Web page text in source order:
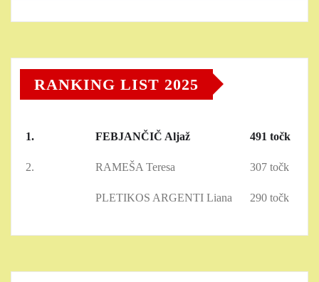
RANKING LIST 2025
1. FEBJANČIČ Aljaž 491 točk
2. RAMEŠA Teresa 307 točk
PLETIKOS ARGENTI Liana 290 točk